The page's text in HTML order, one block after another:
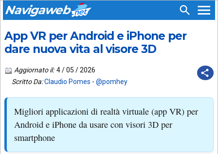
Navigaweb
HOME
SIAMO
SUPPORTO
CONTATTA
PIÙ
LETTI
SEGUICI
SU:
APP
ANDROID
EMAIL
TELEGRAM
TIKTOK
App VR per Android e iPhone per
dare nuova vita al visore 3D
Aggiornato il: 4 / 05 / 2026
Scritto Da:Claudio Pomes - @pomhey
Migliori applicazioni di realtà virtuale (app VR) per
Android e iPhone da usare con visori 3D per
smartphone